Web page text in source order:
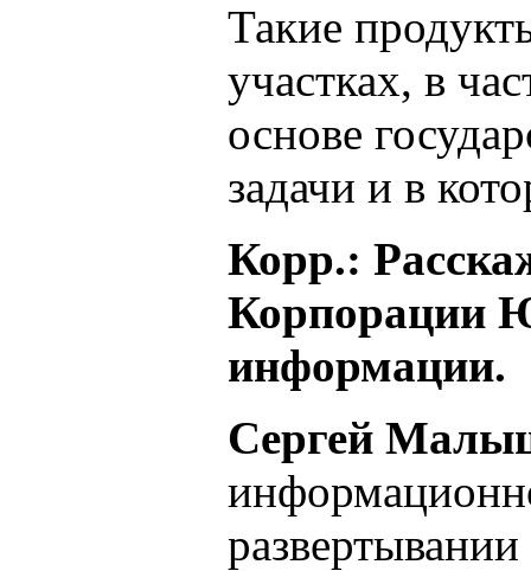
Такие
участках, в
основе
задачи и в
Корр.:
Корпорации
информации.
Сергей